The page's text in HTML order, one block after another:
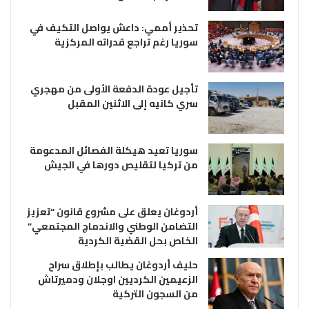
تحذير أممي: داعش يواصل التكيف في
سوريا رغم تراجع قدراته المركزية
تأجيل عودة الدفعة الأولى من مهجري
سري كانيه إلى الاثنين المقبل
سوريا تعيد هيكلة الفصائل المدعومة
من تركيا لتقليص دورها في الجيش
أردوغان يعلق على مشروع قانون “تعزيز
التضامن الوطني والاندماج المجتمعي”
الخاص بحل القضية الكردية
حليف أردوغان يطالب بإطلاق سراح
الزعيمين الكرديين اوجلان ودميرتاش
من السجون التركية